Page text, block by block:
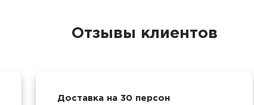
Отзывы клиентов
Доставка на 30 персон